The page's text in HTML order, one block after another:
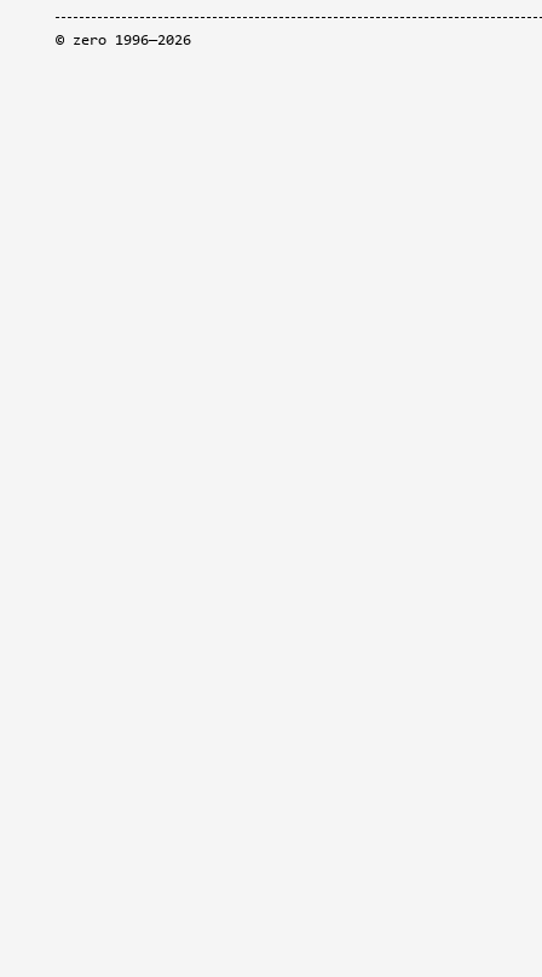
© zero 1996—2026